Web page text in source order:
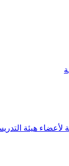
لأعضاء هيئة